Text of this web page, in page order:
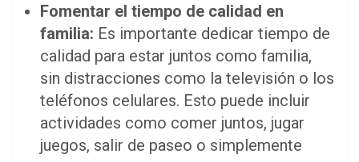
Fomentar el tiempo de calidad en
familia: Es importante dedicar tiempo de
calidad para estar juntos como familia,
sin distracciones como la televisión o los
teléfonos celulares. Esto puede incluir
actividades como comer juntos, jugar
juegos, salir de paseo o simplemente